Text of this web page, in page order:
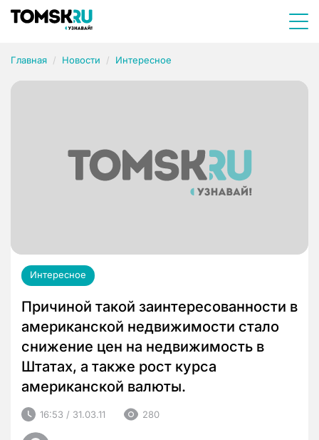
Главная Новости Интересное
Интересное
Причиной такой заинтересованности в
американской недвижимости стало
снижение цен на недвижимость в
Штатах, а также рост курса
американской валюты.
16:53 / 31.03.11 280